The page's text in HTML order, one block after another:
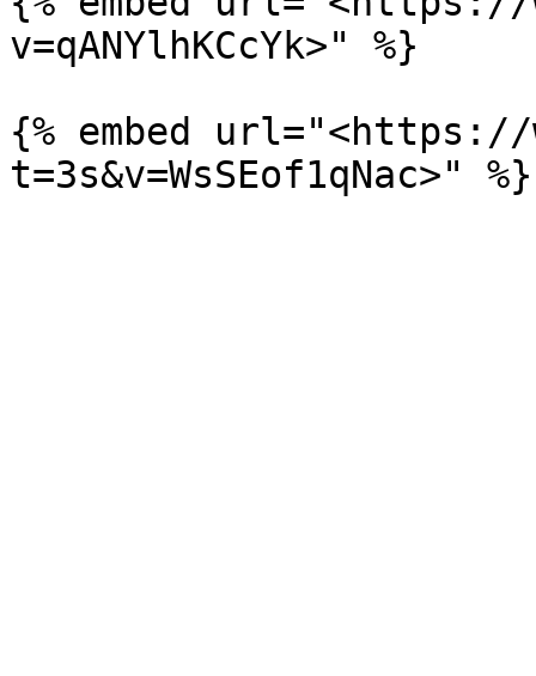
v=qANYlhKCcYk>" %}
{% embed url="<https://